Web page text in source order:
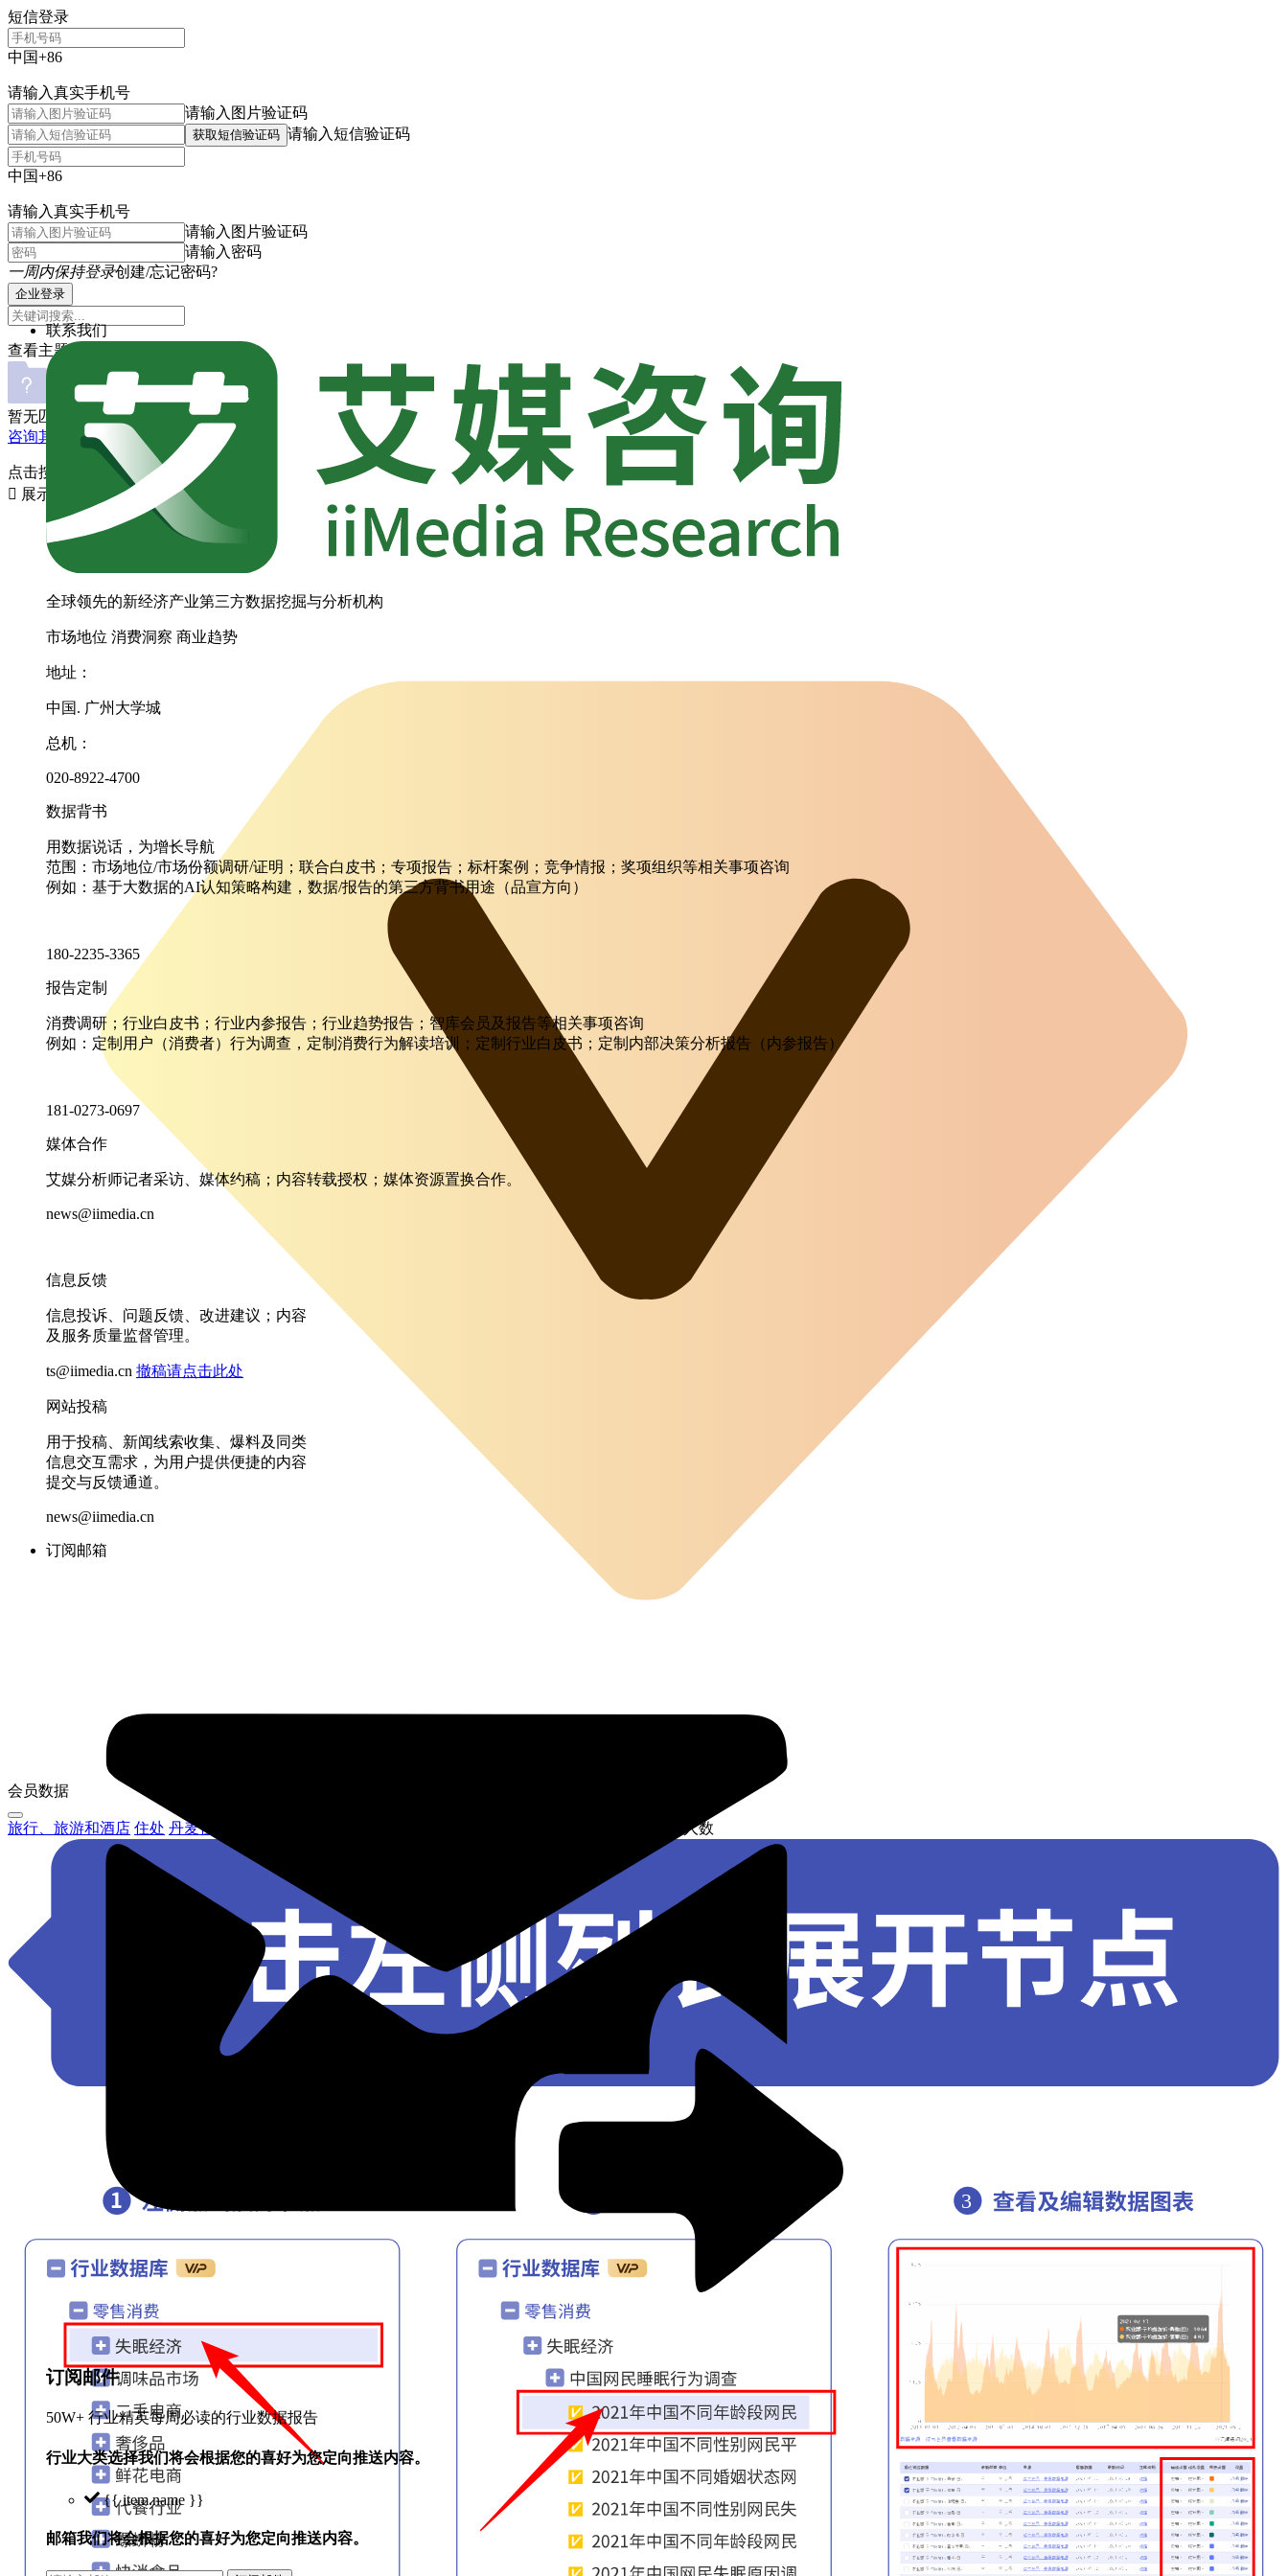
短信登录
中国+86
请输入真实手机号
请输入图片验证码
获取短信验证码 请输入短信验证码
中国+86
请输入真实手机号
请输入图片验证码
请输入密码
一周内保持登录创建/忘记密码?
企业登录
联系我们
全球领先的新经济产业第三方数据挖掘与分析机构
市场地位 消费洞察 商业趋势
地址：
中国. 广州大学城
总机：
020-8922-4700
数据背书
用数据说话，为增长导航
范围：市场地位/市场份额调研/证明；联合白皮书；专项报告；标杆案例；竞争情报；奖项组织等相关事项咨询
例如：基于大数据的AI认知策略构建，数据/报告的第三方背书用途（品宣方向）
180-2235-3365
报告定制
消费调研；行业白皮书；行业内参报告；行业趋势报告；智库会员及报告等相关事项咨询
例如：定制用户（消费者）行为调查，定制消费行为解读培训；定制行业白皮书；定制内部决策分析报告（内参报告）
181-0273-0697
媒体合作
艾媒分析师记者采访、媒体约稿；内容转载授权；媒体资源置换合作。
news@iimedia.cn
信息反馈
信息投诉、问题反馈、改进建议；内容
及服务质量监督管理。
ts@iimedia.cn 撤稿请点击此处
网站投稿
用于投稿、新闻线索收集、爆料及同类
信息交互需求，为用户提供便捷的内容
提交与反馈通道。
news@iimedia.cn
订阅邮箱
订阅邮件
50W+ 行业精英每周必读的行业数据报告
行业大类选择我们将会根据您的喜好为您定向推送内容。
{{ item.name }}
邮箱我们将会根据您的喜好为您定向推送内容。
查看主题
暂无匹配内容
咨询其它数据
点击按相关度搜索
 展示停更数据
会员数据
旅行、旅游和酒店 住处 丹麦住宿行业市场发展状况监测研究 2008-2018年丹麦酒店和类似住宿的员工人数